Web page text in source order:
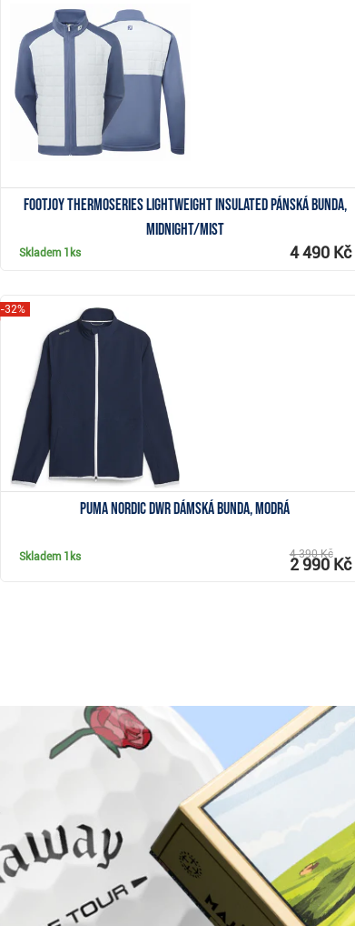
FootJoy ThermoSeries Lightweight Insulated pánská bunda,
midnight/mist
Skladem 1ks 4 490 Kč
Zobrazit
Puma Nordic DWR dámská bunda, modrá
-32%
Skladem 1ks 4 390 Kč
2 990 Kč
Proč nakoupit u Golf pro všechny.cz?